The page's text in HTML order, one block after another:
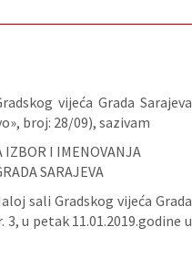
vijeća Grada Sarajeva
broj: 28/09), sazivam
IZBOR I IMENOVANJA
SARAJEVA
sali Gradskog vijeća Grada
u petak 11.01.2019.godine u